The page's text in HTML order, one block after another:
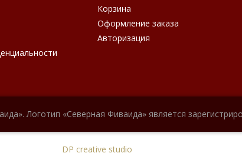
Корзина
Оформление заказа
Авторизация
Логотип «Северная Фиваида» является
DP creative studio